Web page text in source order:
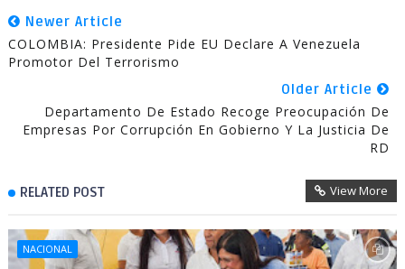
Newer Article
COLOMBIA: Presidente Pide EU Declare A Venezuela
Promotor Del Terrorismo
Older Article
Departamento De Estado Recoge Preocupación De
Empresas Por Corrupción En Gobierno Y La Justicia De
RD
RELATED POST View More
NACIONAL